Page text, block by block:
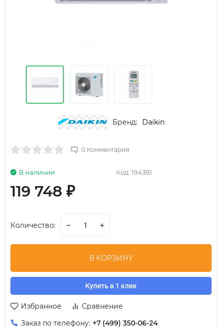
Бренд: Daikin
0 Комментарий
Код: 194381
В наличии
119 748 ₽
Количество:
В КОРЗИНУ
Купить в 1 клик
Избранное
Сравнение
Заказ по телефону: +7 (499) 350-06-24